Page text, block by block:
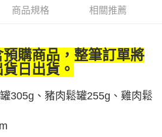
台灣大哥大用戶可立即使用無須另外申請。
費用金額請依後續交易確認頁面所載為準。
往確認交易或遇審核未通過，訂單將自動取
況，表示未達大哥付你分期系統評分，恕無
大哥付你分期」於每月結算日後寄送繳費提
選擇「超商條碼／台灣大直營門市／銀行轉
需綁卡、不需儲值。
訊認證，即可結帳。
程】
先享後付」後，將跳轉至「AFTEE先享後付」
金額後，即可完成結帳。
供之點數服務，可於會員專區綁定中華電信
商品規格 相關推薦
購商品，整筆訂單將
日出貨。
305g、豬肉鬆罐255g、雞肉鬆